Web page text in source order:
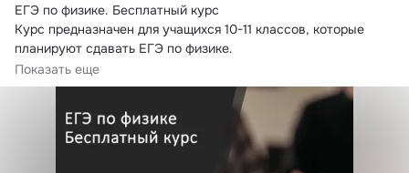
ЕГЭ по физике. Бесплатный курс
Курс предназначен для учащихся 10-11 классов, которые
планируют сдавать ЕГЭ по физике.
Занятия будут проходить онлайн в Zoom.
Показать еще